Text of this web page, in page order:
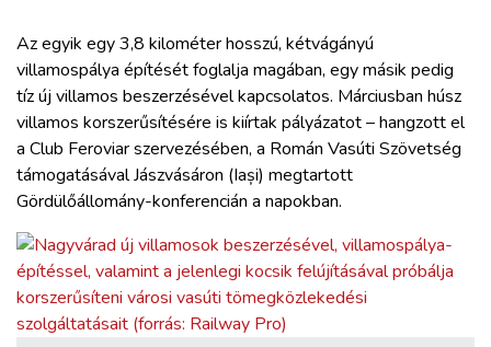
BLOG
ARCHÍVUM
WEBSHOP
BELÉPÉS
REGISZTRÁCIÓ
Az egyik egy 3,8 kilométer hosszú, kétvágányú
villamospálya építését foglalja magában, egy másik pedig
tíz új villamos beszerzésével kapcsolatos. Márciusban húsz
villamos korszerűsítésére is kiírtak pályázatot – hangzott el
a Club Feroviar szervezésében, a Román Vasúti Szövetség
támogatásával Jászvásáron (Iași) megtartott
Gördülőállomány-konferencián a napokban.